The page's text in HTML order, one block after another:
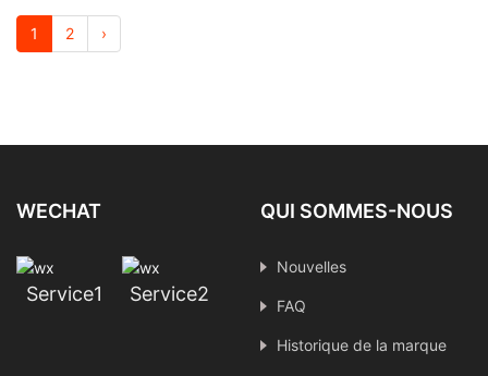
1 2 ›
WECHAT
Service1 Service2
QUI SOMMES-NOUS
Nouvelles
FAQ
Historique de la marque